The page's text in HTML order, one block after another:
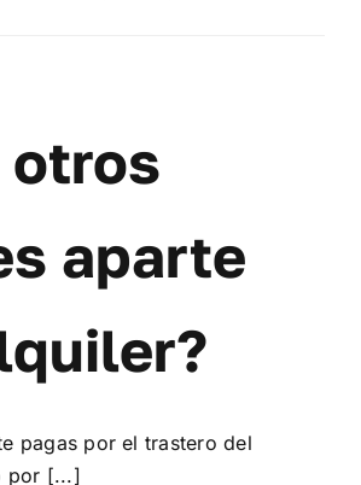
otros
aparte
pagas por el trastero del
por [...]